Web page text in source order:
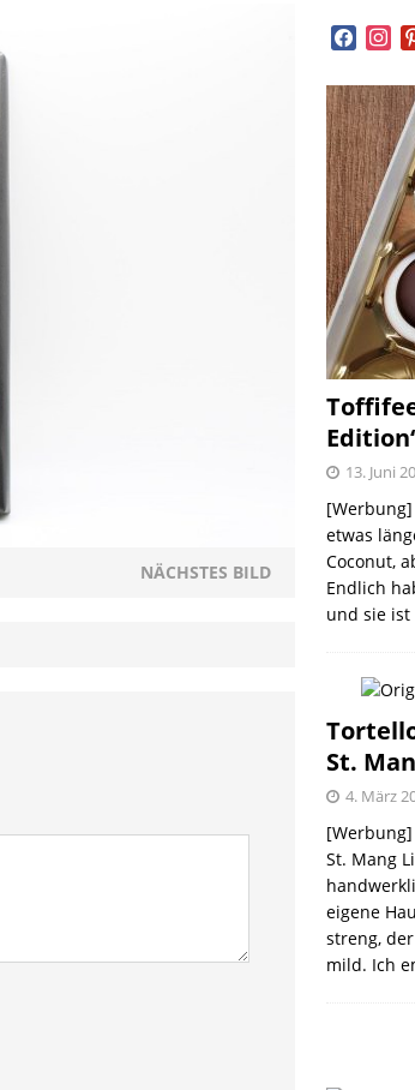
auch für zu Hause
wieder
einem knackigen Crunch
aus dem Hause
von Melitta® BellaCrema®
NÄCHSTES BILD
facebook
13. Juni
etwas
Coconut,
Endlich
und sie
St.
4. März
St. Mang
eigene
streng,
mild. Ich